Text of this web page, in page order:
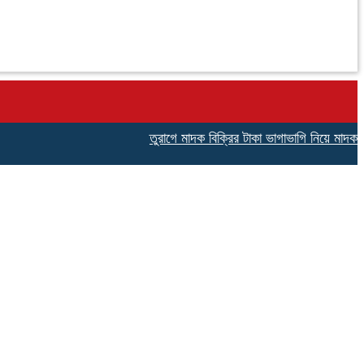
তুরাগে মাদক বিক্রির টাকা ভাগাভাগি নিয়ে মাদক